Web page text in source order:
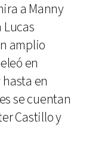
a Manny
amplio
en
en
se cuentan
Castillo y